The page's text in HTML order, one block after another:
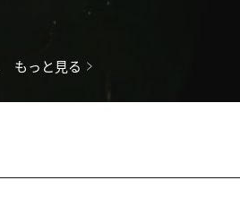
もっと見る